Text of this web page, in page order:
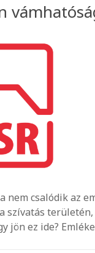
nem csalódik az
szívatás
jön ez ide?